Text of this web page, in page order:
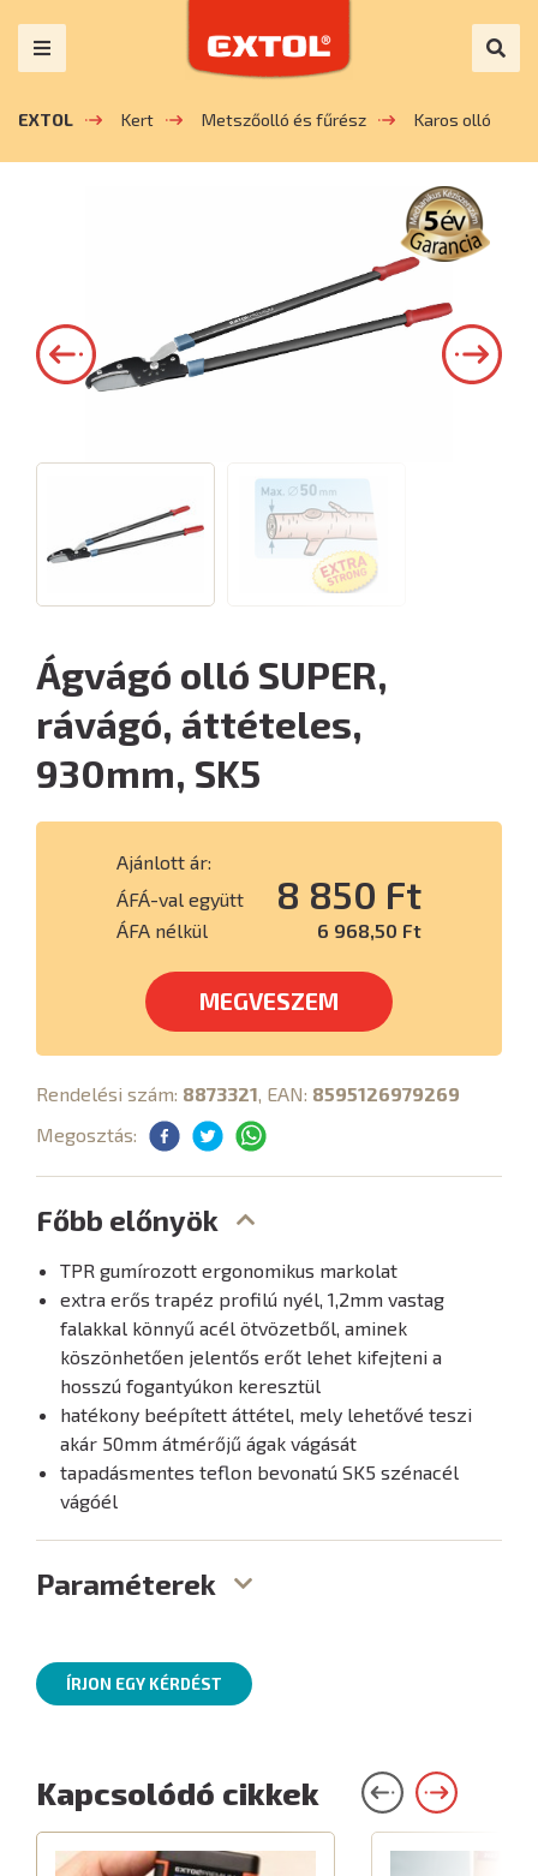
EXTOL Kert Metszőolló és fűrész Karos olló
Ágvágó olló SUPER,
rávágó, áttételes,
930mm, SK5
Ajánlott ár:
ÁFÁ-val együtt
8 850 Ft
ÁFA nélkül 6 968,50 Ft
MEGVESZEM
Rendelési szám: 8873321, EAN: 8595126979269
Megosztás:
Főbb előnyök
TPR gumírozott ergonomikus markolat
extra erős trapéz profilú nyél, 1,2mm vastag
falakkal könnyű acél ötvözetből, aminek
köszönhetően jelentős erőt lehet kifejteni a
hosszú fogantyúkon keresztül
hatékony beépített áttétel, mely lehetővé teszi
akár 50mm átmérőjű ágak vágását
tapadásmentes teflon bevonatú SK5 szénacél
vágóél
Paraméterek
ÍRJON EGY KÉRDÉST
Kapcsolódó cikkek